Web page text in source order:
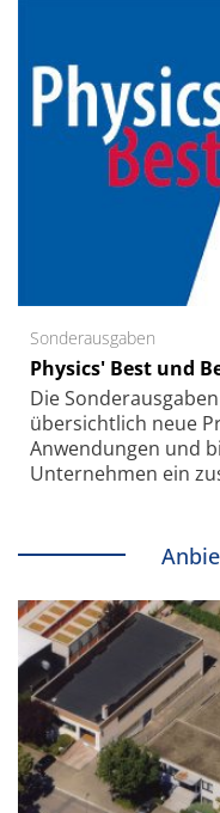
Sonderausgaben
Physics' Best und
Die
übersichtlich neue
Anwendungen und
Unternehmen ein